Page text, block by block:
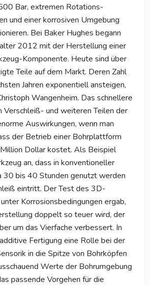
Bar, extremen Rotations-
und einer korrosiven Umgebung
Bei Baker Hughes begann
2012 mit der Herstellung einer
Komponente. Heute sind über
Teile auf dem Markt. Deren Zahl
Jahren exponentiell ansteigen,
Wangenheim. Das schnellere
und weiteren Teilen der
Auswirkungen, wenn man
der Betrieb einer Bohrplattform
Dollar kostet. Als Beispiel
an, dass in konventioneller
30 bis 40 Stunden genutzt werden
eintritt. Der Test des 3D-
Korrosionsbedingungen ergab,
doppelt so teuer wird, der
um das Vierfache verbessert. In
Fertigung eine Rolle bei der
in die Spitze von Bohrköpfen
Werte der Bohrumgebung
passende Vorgehen für die